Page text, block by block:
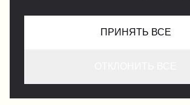
ПРИНЯТЬ ВСЕ
Политика
Условия для лайфстайл-